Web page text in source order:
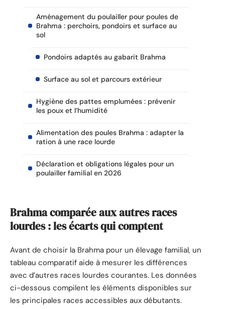
Aménagement du poulailler pour poules de
Brahma : perchoirs, pondoirs et surface au
sol
Pondoirs adaptés au gabarit Brahma
Surface au sol et parcours extérieur
Hygiène des pattes emplumées : prévenir
les poux et l’humidité
Alimentation des poules Brahma : adapter la
ration à une race lourde
Déclaration et obligations légales pour un
poulailler familial en 2026
Brahma comparée aux autres races
lourdes : les écarts qui comptent
Avant de choisir la Brahma pour un élevage familial, un
tableau comparatif aide à mesurer les différences
avec d’autres races lourdes courantes. Les données
ci-dessous compilent les éléments disponibles sur
les principales races accessibles aux débutants.